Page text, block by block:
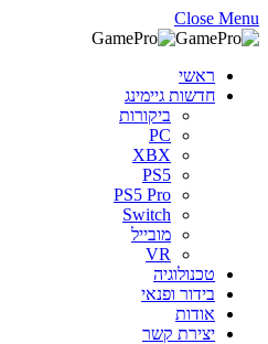
Close Menu
ראשי
חדשות גיימינג
ביקורות
PC
XBX
PS5
PS5 Pro
Switch
מובייל
VR
טכנולוגיה
בידור ופנאי
אודות
יצירת קשר